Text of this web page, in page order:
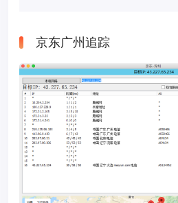
京东广州追踪